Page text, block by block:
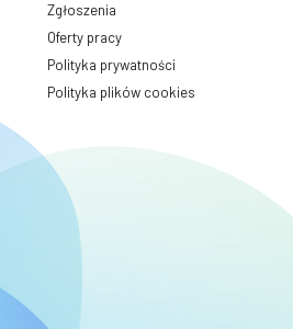
Zgłoszenia
Oferty pracy
Polityka prywatności
Polityka plików cookies